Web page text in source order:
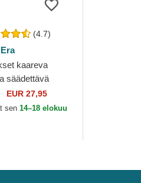
(4.7)
kaareva
säädettävä
9FORTY The
Atlanta Falcons
EUR 27,95
sen 14–18 elokuu